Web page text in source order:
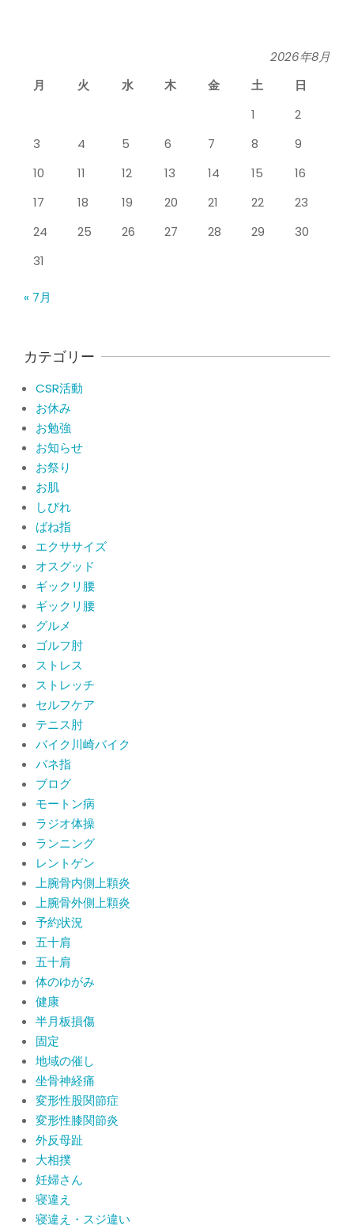
2026年5月26日
膝のお皿の下が痛くて運動できない！
たほうがいい？それとも温める？
By: 院長 山下 On: 2026年5月25日
をしても痛みが取れない膝痛で来院さ
By: 院長 山下 On: 2026年5月23日
ジャンプやダッシュで膝のお皿の下が
By: 院長 山下 On: 2026年5月22日
2026年8月
月
火 水 木 金 土
日
1
2
3
4 5 6 7 8
9
10
11 12 13 14 15
16
17
18 19 20 21 22
23
24
25 26 27 28 29
30
31
« 7月
カテゴリー
CSR活動
お休み
お勉強
お知らせ
お祭り
お肌
しびれ
ばね指
エクササイズ
オスグッド
ギックリ腰
ギックリ腰
グルメ
ゴルフ肘
ストレス
ストレッチ
セルフケア
テニス肘
バイク川崎バイク
バネ指
ブログ
モートン病
ラジオ体操
ランニング
レントゲン
上腕骨内側上顆炎
上腕骨外側上顆炎
予約状況
五十肩
五十肩
体のゆがみ
健康
半月板損傷
固定
地域の催し
坐骨神経痛
変形性股関節症
変形性膝関節炎
外反母趾
大相撲
妊婦さん
寝違え
寝違え・スジ違い